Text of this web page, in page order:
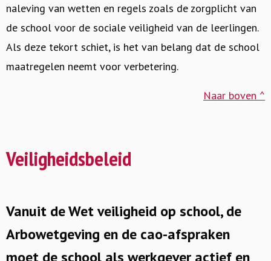
naleving van wetten en regels zoals de zorgplicht van
de school voor de sociale veiligheid van de leerlingen.
Als deze tekort schiet, is het van belang dat de school
maatregelen neemt voor verbetering.
Naar boven ^
Veiligheidsbeleid
Vanuit de Wet veiligheid op school, de
Arbowetgeving en de cao-afspraken
moet de school als werkgever actief en